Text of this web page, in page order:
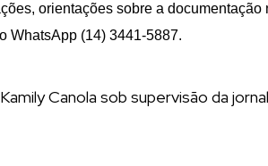
orientações sobre a
WhatsApp (14) 3441-5887.
Canola sob supervisão da